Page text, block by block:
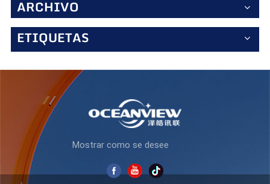
y contraste para una mejor visibilidad Con un brillo de 300
cd/m² y una relación de contraste de 3000:1, el
ES238F180 ofrece imágenes brillantes y bien definidas
con negros profundos y detalles vívidos. El panel
antirreflejos garantiza una visualización cómoda en
visual durante largas sesiones de trabajo. Tecnología
Eye-Care para una mayor comodidad Para proteger su
visión, este monitor incorpora tecnología de baja luz azul
y antiparpadeo, que reduce las emisiones nocivas y
minimiza la fatiga durante el uso prolongado. Su diseño
ergonómico permite ajustar la inclinación para un ángulo
de visión óptimo. El compañero perfecto para la oficina El
ES238F180 combina rendimiento, claridad y comodidad en
un diseño elegante y moderno. Ya sea para negocios,
trabajo creativo o tareas cotidianas, garantiza un flujo de
ARCHIVO
ETIQUETAS
Mostrar como se desee